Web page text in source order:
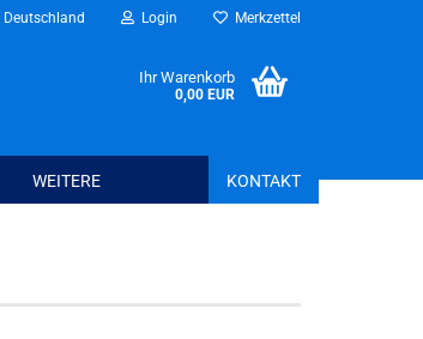
Deutschland Login Merkzettel
Ihr Warenkorb
0,00 EUR
KONTAKT
WEITERE